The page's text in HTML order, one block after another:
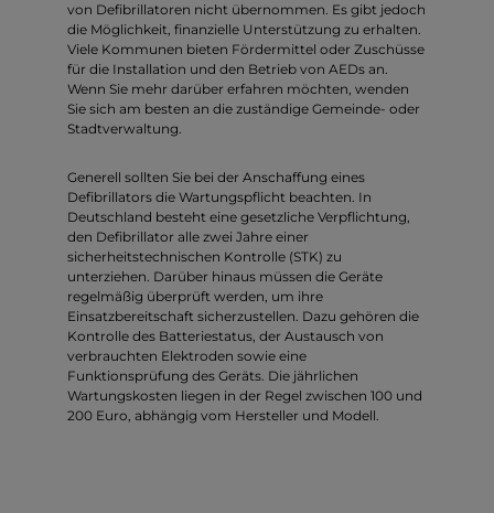
von Defibrillatoren nicht übernommen. Es gibt jedoch
die Möglichkeit, finanzielle Unterstützung zu erhalten.
Viele Kommunen bieten Fördermittel oder Zuschüsse
für die Installation und den Betrieb von AEDs an.
Wenn Sie mehr darüber erfahren möchten, wenden
Sie sich am besten an die zuständige Gemeinde- oder
Stadtverwaltung.
Generell sollten Sie bei der Anschaffung eines
Defibrillators die Wartungspflicht beachten. In
Deutschland besteht eine gesetzliche Verpflichtung,
den Defibrillator alle zwei Jahre einer
sicherheitstechnischen Kontrolle (STK) zu
unterziehen. Darüber hinaus müssen die Geräte
regelmäßig überprüft werden, um ihre
Einsatzbereitschaft sicherzustellen. Dazu gehören die
Kontrolle des Batteriestatus, der Austausch von
verbrauchten Elektroden sowie eine
Funktionsprüfung des Geräts. Die jährlichen
Wartungskosten liegen in der Regel zwischen 100 und
200 Euro, abhängig vom Hersteller und Modell.